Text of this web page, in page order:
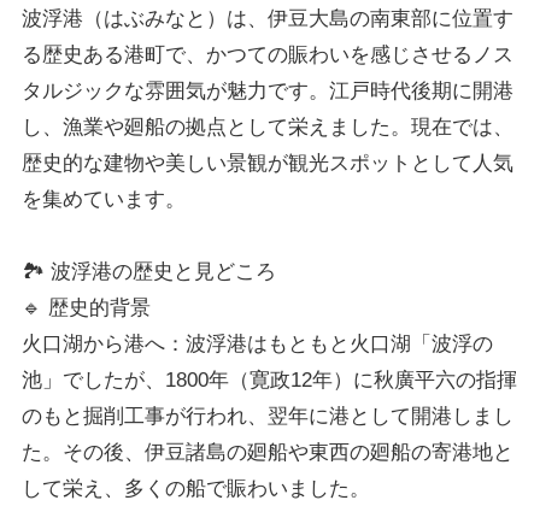
波浮港（はぶみなと）は、伊豆大島の南東部に位置す
る歴史ある港町で、かつての賑わいを感じさせるノス
タルジックな雰囲気が魅力です。江戸時代後期に開港
し、漁業や廻船の拠点として栄えました。現在では、
歴史的な建物や美しい景観が観光スポットとして人気
を集めています。
🏞️ 波浮港の歴史と見どころ
🔹 歴史的背景
火口湖から港へ：波浮港はもともと火口湖「波浮の
池」でしたが、1800年（寛政12年）に秋廣平六の指揮
のもと掘削工事が行われ、翌年に港として開港しまし
た。その後、伊豆諸島の廻船や東西の廻船の寄港地と
して栄え、多くの船で賑わいました。